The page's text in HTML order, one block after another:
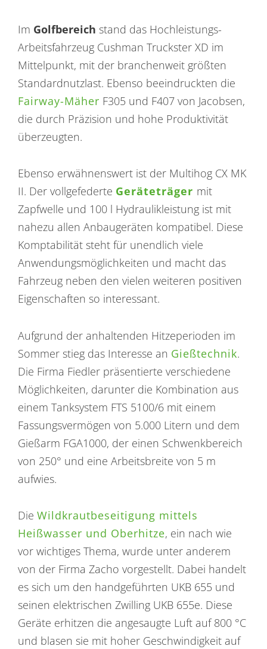
Im Golfbereich stand das Hochleistungs-
Arbeitsfahrzeug Cushman Truckster XD im
Mittelpunkt, mit der branchenweit größten
Standardnutzlast. Ebenso beeindruckten die
Fairway-Mäher F305 und F407 von Jacobsen,
die durch Präzision und hohe Produktivität
überzeugten.
Ebenso erwähnenswert ist der Multihog CX MK
II. Der vollgefederte Geräteträger mit
Zapfwelle und 100 l Hydraulikleistung ist mit
nahezu allen Anbaugeräten kompatibel. Diese
Komptabilität steht für unendlich viele
Anwendungsmöglichkeiten und macht das
Fahrzeug neben den vielen weiteren positiven
Eigenschaften so interessant.
Aufgrund der anhaltenden Hitzeperioden im
Sommer stieg das Interesse an Gießtechnik.
Die Firma Fiedler präsentierte verschiedene
Möglichkeiten, darunter die Kombination aus
einem Tanksystem FTS 5100/6 mit einem
Fassungsvermögen von 5.000 Litern und dem
Gießarm FGA1000, der einen Schwenkbereich
von 250° und eine Arbeitsbreite von 5 m
aufwies.
Die Wildkrautbeseitigung mittels
Heißwasser und Oberhitze, ein nach wie
vor wichtiges Thema, wurde unter anderem
von der Firma Zacho vorgestellt. Dabei handelt
es sich um den handgeführten UKB 655 und
seinen elektrischen Zwilling UKB 655e. Diese
Geräte erhitzen die angesaugte Luft auf 800 °C
und blasen sie mit hoher Geschwindigkeit auf